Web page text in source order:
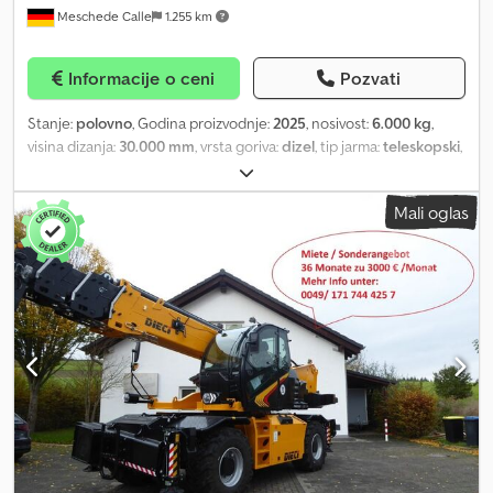
osovinsko vešanje Knott ili Al-Ko Broj osovina: 3 Kiper: Da Ukupna
4050 mm Širina utovarne površine: 1970 mm Ukupna širina: 2120
mm Ukupna dužina: 5680 mm Ukupna visina: 1126 mm Visina
rama: Zavareni Materijal stranica: Aluminijum Materijal rama: Čelik
Materijal poda: Čelik Odgovarajuće rampe za utovar takođe
imamo na lageru. Iskusite svestranost i pouzdanost Martz
trostranog kipera – Vaš partner za zahtevne transportne zadatke!
Po želji, prilikom ličnog preuzimanja vozila, dokumentaciju
možemo prethodno besplatno poslati na Vašu adresu!
Meschede Calle 1.255 km
Informacije o ceni Pozvati
Stanje: polovno, Godina proizvodnje:2025, nosivost:6.000 kg,
visina dizanja: 30.000 mm, vrsta goriva:dizel, tip jarma:teleskopski,
100 procenat, boja:
uređaja: Set za nosač viljuškara A&M, uključujući viljuškare 1200
mm, ploču nosača viljuškara 1500 mm i kuku za teret 5t. Dodatna
oprema: 3. ventil, 4. ventil, grejač, STVZO, puna kabina, CE
sertifikat. Opis dodatne opreme: PEGASUS60.30St.V, TÜV/Dekra
odobrenje, 20 km/h, osovine za građevinske mašine sa
automatskom blokadom diferencijala od 45% na drugoj osovini,
dodatne platforme za oslonce, par LED svetala na krutom jarbolu,
7-polna utičnica na gornjem delu, set za pripremu autoradija sa
antenom i zvučnicima, standardne ploče za nosače alata,
mehanički opruženo sedište Grammer sa dvostrukim džoistikom,
desni džoistik sa integrisanim FNR-om i električnom pripremom za
opremu sa 3 pokreta, set točkova sa terenskim gumama
18R22.5""XF MICHELIN, poluautomatski klima uređaj, skidački
Mali oglas